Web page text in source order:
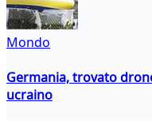
Mondo
Germania, trovato
ucraino